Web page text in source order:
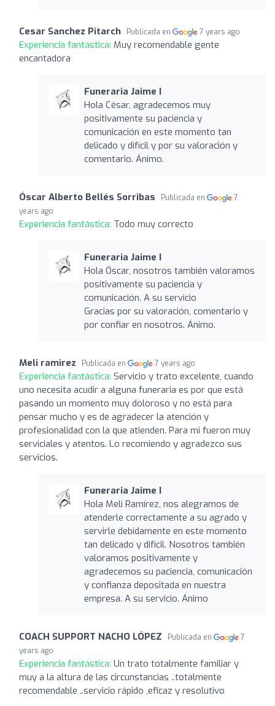
Cesar Sanchez Pitarch Publicada en 7 years ago
Experiencia fantástica: Muy recomendable gente
encantadora
Funeraria Jaime I
Hola César, agradecemos muy
positivamente su paciencia y
comunicación en este momento tan
delicado y difícil y por su valoración y
comentario. Ánimo.
Óscar Alberto Bellés Sorribas Publicada en
7
years ago
Experiencia fantástica: Todo muy correcto
Funeraria Jaime I
Hola Óscar, nosotros también valoramos
positivamente su paciencia y
comunicación. A su servicio
Gracias por su valoración, comentario y
por confiar en nosotros. Ánimo.
Meli ramirez Publicada en 7 years ago
Experiencia fantástica: Servicio y trato excelente, cuando
uno necesita acudir a alguna funeraria es por que está
pasando un momento muy doloroso y no está para
pensar mucho y es de agradecer la atención y
profesionalidad con la que atienden. Para mi fueron muy
serviciales y atentos. Lo recomiendo y agradezco sus
servicios.
Funeraria Jaime I
Hola Meli Ramírez, nos alegramos de
atenderle correctamente a su agrado y
servirle debidamente en este momento
tan delicado y difícil. Nosotros también
valoramos positivamente y
agradecemos su paciencia, comunicación
y confianza depositada en nuestra
empresa. A su servicio. Ánimo
COACH SUPPORT NACHO LÓPEZ Publicada en
7
years ago
Experiencia fantástica: Un trato totalmente familiar y
muy a la altura de las circunstancias ..totalmente
recomendable ..servicio rápido ,eficaz y resolutivo